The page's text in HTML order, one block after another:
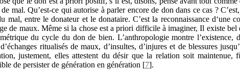
mal. Qu’est-ce qui autorise à parler encore de don dans ce cas ?
mal, entre le donateur et le donataire. C’est la reconnaissance d‘une
de maux. Même si la chose est a priori difficile à imaginer, Il existe
du cycle du don de bien. L’anthropologie montre l’existence,
ritualisés de maux, d’insultes, d’injures et de blessures
justement, elles attestent du désir que la relation soit maintenue,
de persister de génération en génération [7].